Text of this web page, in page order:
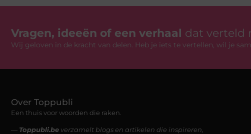
Vragen, ideeën of een verhaal dat verteld
Wij geloven in de kracht van delen. Heb je iets te vertellen, wil je
Over Toppubli
Een thuis voor woorden die raken.
— Toppubli.be verzamelt blogs en artikelen die inspireren,